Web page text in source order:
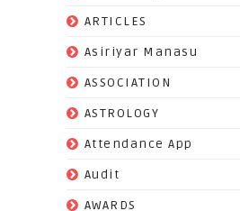
ARTICLES
Asiriyar Manasu
ASSOCIATION
ASTROLOGY
Attendance App
Audit
AWARDS